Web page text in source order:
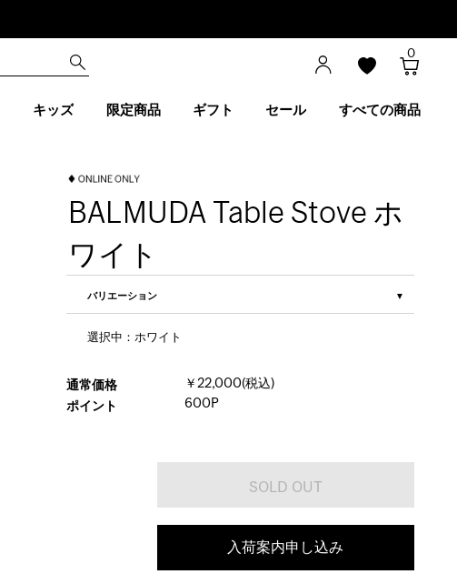
0
キッズ 限定商品 ギフト セール すべての商品
BALMUDA Table Stove ホ
ワイト
バリエーション
選択中：ホワイト
通常価格
￥22,000(税込)
ポイント
600P
入荷案内申し込み